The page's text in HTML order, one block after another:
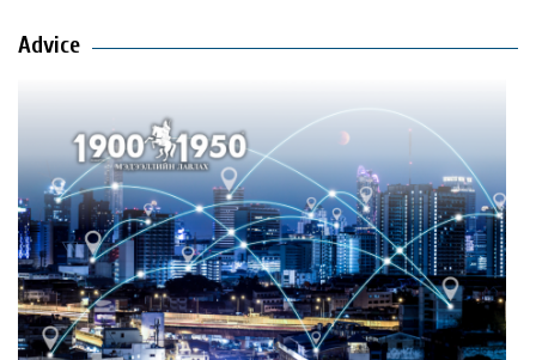
Advice